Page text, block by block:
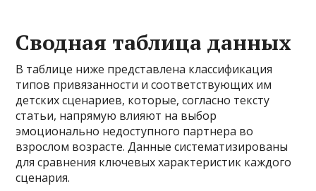
Сводная таблица данных
В таблице ниже представлена классификация
типов привязанности и соответствующих им
детских сценариев, которые, согласно тексту
статьи, напрямую влияют на выбор
эмоционально недоступного партнера во
взрослом возрасте. Данные систематизированы
для сравнения ключевых характеристик каждого
сценария.